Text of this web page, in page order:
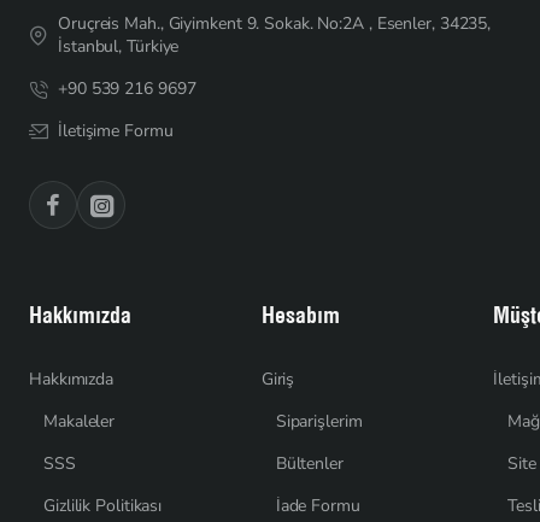
Oruçreis Mah., Giyimkent 9. Sokak. No:2A , Esenler, 34235,
İstanbul, Türkiye
+90 539 216 9697
İletişime Formu
Hakkımızda
Hakkımızda
Makaleler
SSS
Gizlilik Politikası
Hesabım
Giriş
Siparişlerim
Bültenler
İade Formu
Site